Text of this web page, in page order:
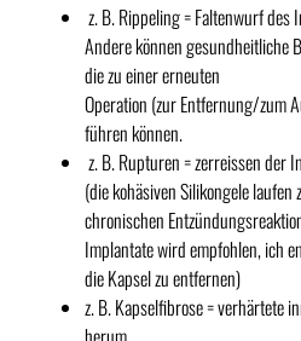
z. B. Rippeling = Faltenwurf des
Andere können gesundheitliche
die zu einer erneuten
Operation (zur Entfernung/zum
führen können.
z. B. Rupturen = zerreissen der
(die kohäsiven Silikongele
chronischen
Implantate wird empfohlen, ich
die Kapsel zu entfernen)
z. B. Kapselfibrose = verhärtete